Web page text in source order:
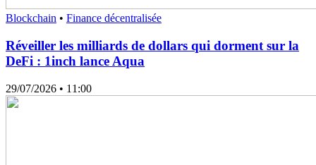
Blockchain • Finance décentralisée
Réveiller les milliards de dollars qui dorment sur la
DeFi : 1inch lance Aqua
29/07/2026 • 11:00